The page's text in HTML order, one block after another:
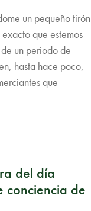
un pequeño tirón
que estemos
un periodo de
hasta hace poco,
que
del día
conciencia de